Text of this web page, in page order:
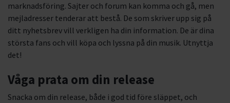
marknadsföring. Sajter och forum kan komma och gå, men
mejladresser tenderar att bestå. De som skriver upp sig på
ditt nyhetsbrev vill verkligen ha din information. De är dina
största fans och vill köpa och lyssna på din musik. Utnyttja
det!
Våga prata om din release
Snacka om din release, både i god tid före släppet, och